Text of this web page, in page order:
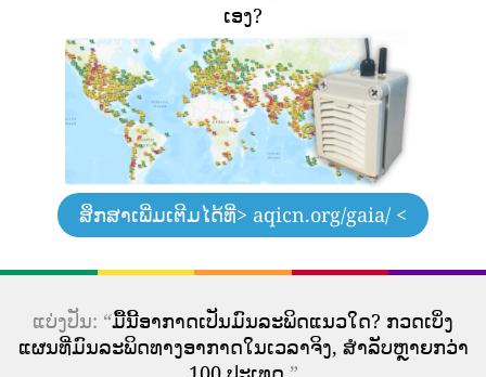
ເອງ?
ສຶກສາເພີ່ມເຕີມໄດ້ທີ່> aqicn.org/gaia/ <
ແບ່ງປັນ: “ມື້ນີ້ອາກາດເປັນມົນລະພິດແນວໃດ? ກວດເບິ່ງ
ແຜນທີ່ມົນລະພິດທາງອາກາດໃນເວລາຈິງ, ສໍາລັບຫຼາຍກວ່າ